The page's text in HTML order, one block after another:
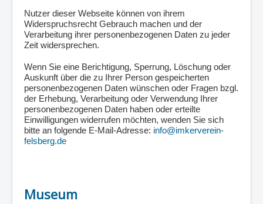
Nutzer dieser Webseite können von ihrem
Widerspruchsrecht Gebrauch machen und der
Verarbeitung ihrer personenbezogenen Daten zu jeder
Zeit widersprechen.
Wenn Sie eine Berichtigung, Sperrung, Löschung oder
Auskunft über die zu Ihrer Person gespeicherten
personenbezogenen Daten wünschen oder Fragen bzgl.
der Erhebung, Verarbeitung oder Verwendung Ihrer
personenbezogenen Daten haben oder erteilte
Einwilligungen widerrufen möchten, wenden Sie sich
bitte an folgende E-Mail-Adresse: info@imkerverein-
felsberg.de
Museum